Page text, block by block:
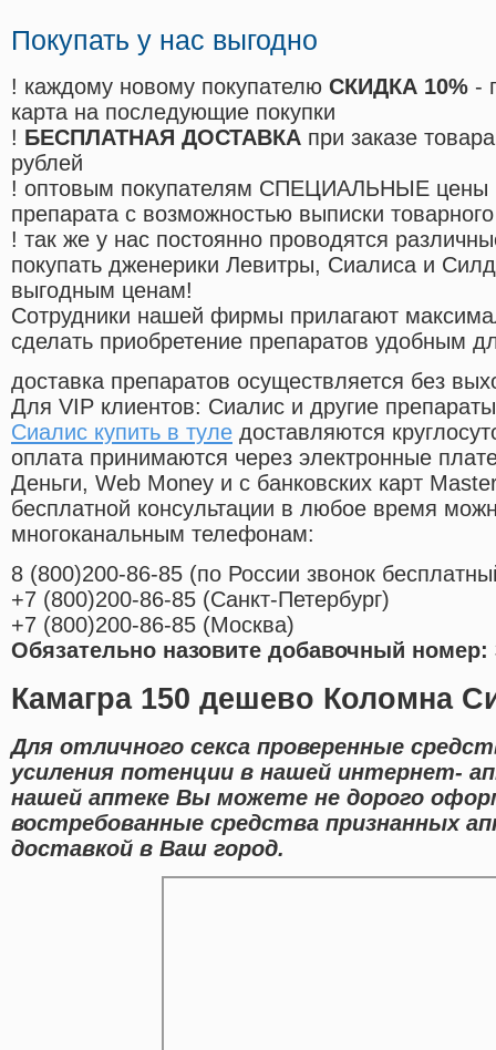
Покупать у нас выгодно
! каждому новому покупателю СКИДКА 10% -
карта на последующие покупки
! БЕСПЛАТНАЯ ДОСТАВКА при заказе
рублей
! оптовым покупателям СПЕЦИАЛЬНЫЕ цены
препарата с возможностью выписки
! так же у нас постоянно проводятся
покупать дженерики Левитры, Сиалиса и
выгодным ценам!
Cотрудники нашей фирмы прилагают
сделать приобретение препаратов удобным
доставка препаратов осуществляется без
Для VIP клиентов: Сиалис и другие
Сиалис купить в туле доставляются
оплата принимаются через электронные
Деньги, Web Money и с банковских карт
бесплатной консультации в любое время
многоканальным телефонам:
8 (800)200-86-85 (по России звонок
+7 (800)200-86-85 (Санкт-Петербург)
+7 (800)200-86-85 (Москва)
Обязательно назовите добавочный номер:
Камагра 150 дешево Коломна
Для отличного секса проверенные
усиления потенции в нашей интернет-
нашей аптеке Вы можете не дорого
востребованные средства признанных
доставкой в Ваш город.